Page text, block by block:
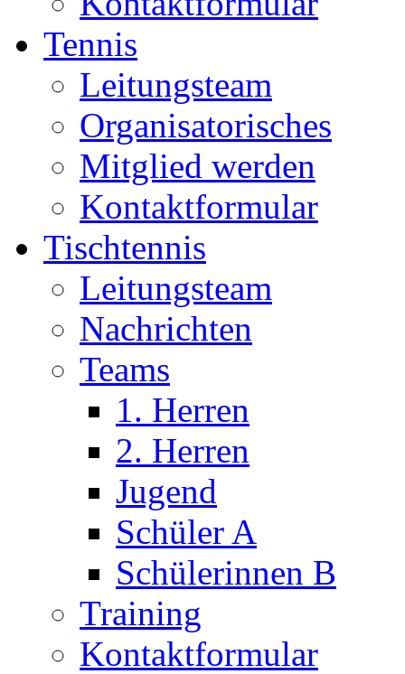
Tennis
Leitungsteam
Organisatorisches
Mitglied werden
Kontaktformular
Tischtennis
Leitungsteam
Nachrichten
Teams
1. Herren
2. Herren
Jugend
Schüler A
Schülerinnen B
Training
Kontaktformular